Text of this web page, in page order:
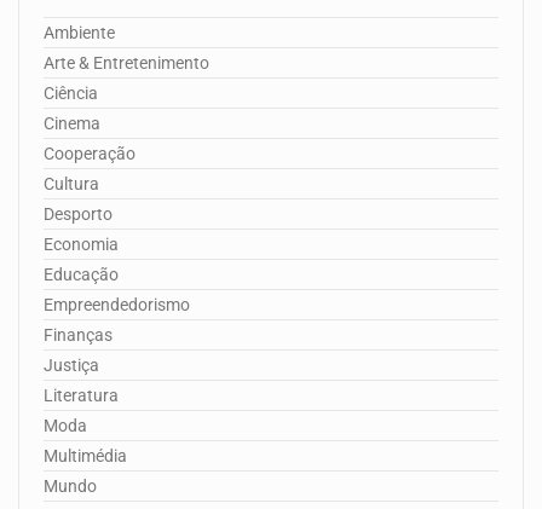
Ambiente
Arte & Entretenimento
Ciência
Cinema
Cooperação
Cultura
Desporto
Economia
Educação
Empreendedorismo
Finanças
Justiça
Literatura
Moda
Multimédia
Mundo